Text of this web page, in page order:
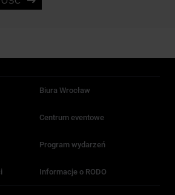
Biura Wrocław
Centrum eventowe
Program wydarzeń
Informacje o RODO